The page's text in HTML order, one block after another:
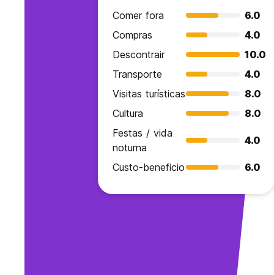
Comer fora
6.0
Compras
4.0
Descontrair
10.0
Transporte
4.0
Visitas turísticas
8.0
Cultura
8.0
Festas / vida
noturna
4.0
Custo-beneficio 6.0